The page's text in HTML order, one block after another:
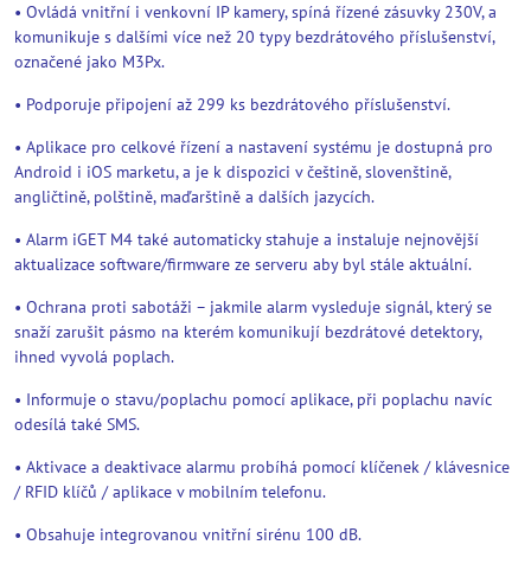
• Ovládá vnitřní i venkovní IP kamery, spíná řízené zásuvky 230V, a
komunikuje s dalšími více než 20 typy bezdrátového příslušenství,
označené jako M3Px.
• Podporuje připojení až 299 ks bezdrátového příslušenství.
• Aplikace pro celkové řízení a nastavení systému je dostupná pro
Android i iOS marketu, a je k dispozici v češtině, slovenštině,
angličtině, polštině, maďarštině a dalších jazycích.
• Alarm iGET M4 také automaticky stahuje a instaluje nejnovější
aktualizace software/firmware ze serveru aby byl stále aktuální.
• Ochrana proti sabotáži – jakmile alarm vysleduje signál, který se
snaží zarušit pásmo na kterém komunikují bezdrátové detektory,
ihned vyvolá poplach.
• Informuje o stavu/poplachu pomocí aplikace, při poplachu navíc
odesílá také SMS.
• Aktivace a deaktivace alarmu probíhá pomocí klíčenek / klávesnice
/ RFID klíčů / aplikace v mobilním telefonu.
• Obsahuje integrovanou vnitřní sirénu 100 dB.